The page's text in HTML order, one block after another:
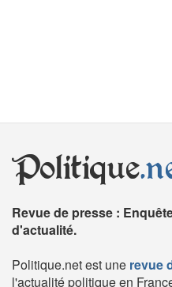
Politique
Revue de presse :
d'actualité.
Politique.net est une revue
l'actualité politique en